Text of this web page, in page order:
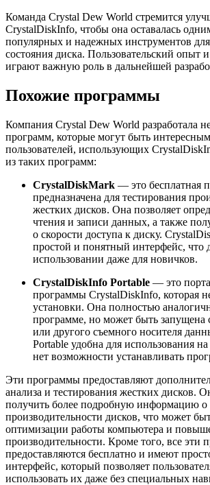
Команда Crystal Dew World стремится
CrystalDiskInfo, чтобы она оставалась
популярных и надежных инструментов
состояния диска. Пользовательский опыт и
играют важную роль в дальнейшей
Похожие программы
Компания Crystal Dew World разработала
программ, которые могут быть
пользователей, использующих
из таких программ:
CrystalDiskMark — это бесплатная
предназначена для тестирования
жестких дисков. Она позволяет
чтения и записи данных, а также
о скорости доступа к диску.
простой и понятный интерфейс, что
использовании даже для новичков.
CrystalDiskInfo Portable — это
программы CrystalDiskInfo, которая
установки. Она полностью
программе, но может быть запущена
или другого съемного носителя
Portable удобна для использования
нет возможности устанавливать
Эти программы предоставляют
анализа и тестирования жестких дисков.
получить более подробную информацию о
производительности дисков, что может
оптимизации работы компьютера и
производительности. Кроме того, все эти
предоставляются бесплатно и имеют
интерфейс, который позволяет
использовать их даже без специальных